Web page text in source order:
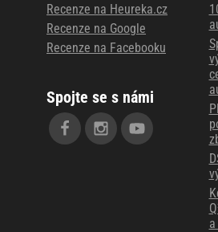
Recenze na Heureka.cz
Recenze na Google
Recenze na Facebooku
Spojte se s námi